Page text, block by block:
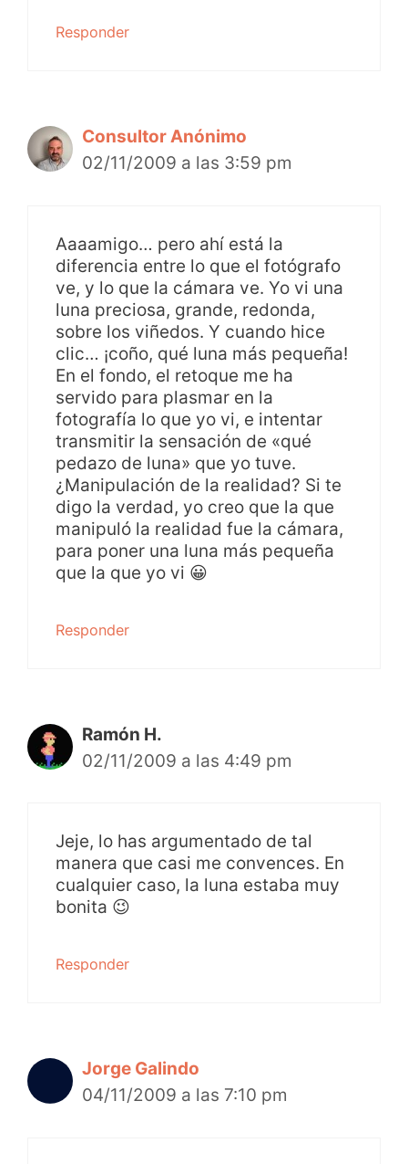
Responder
Consultor Anónimo
02/11/2009 a las 3:59 pm
Aaaamigo… pero ahí está la
diferencia entre lo que el fotógrafo
ve, y lo que la cámara ve. Yo vi una
luna preciosa, grande, redonda,
sobre los viñedos. Y cuando hice
clic… ¡coño, qué luna más pequeña!
En el fondo, el retoque me ha
servido para plasmar en la
fotografía lo que yo vi, e intentar
transmitir la sensación de «qué
pedazo de luna» que yo tuve.
¿Manipulación de la realidad? Si te
digo la verdad, yo creo que la que
manipuló la realidad fue la cámara,
para poner una luna más pequeña
que la que yo vi 😀
Responder
Ramón H.
02/11/2009 a las 4:49 pm
Jeje, lo has argumentado de tal
manera que casi me convences. En
cualquier caso, la luna estaba muy
bonita 😉
Responder
Jorge Galindo
04/11/2009 a las 7:10 pm